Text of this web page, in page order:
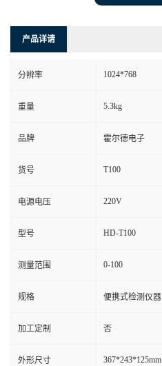
产品详请
分辨率 1024*768
重量 5.3kg
品牌 霍尔德电子
货号 T100
电源电压 220V
型号 HD-T100
测量范围 0-100
规格 便携式检测仪器
加工定制 否
外形尺寸 367*243*125mm